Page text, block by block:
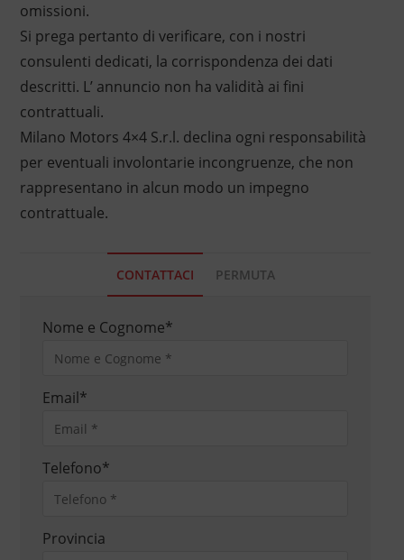
omissioni.
Si prega pertanto di verificare, con i nostri
consulenti dedicati, la corrispondenza dei dati
descritti. L’ annuncio non ha validità ai fini
contrattuali.
Milano Motors 4×4 S.r.l. declina ogni responsabilità
per eventuali involontarie incongruenze, che non
rappresentano in alcun modo un impegno
contrattuale.
CONTATTACI PERMUTA
Nome e Cognome*
Email*
Telefono*
Provincia